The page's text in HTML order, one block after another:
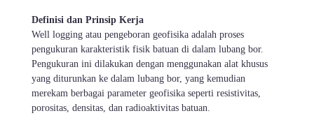
Definisi dan Prinsip Kerja
Well logging atau pengeboran geofisika adalah proses
pengukuran karakteristik fisik batuan di dalam lubang bor.
Pengukuran ini dilakukan dengan menggunakan alat khusus
yang diturunkan ke dalam lubang bor, yang kemudian
merekam berbagai parameter geofisika seperti resistivitas,
porositas, densitas, dan radioaktivitas batuan.